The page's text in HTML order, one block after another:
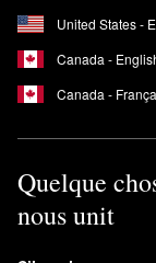
United States -
Canada -
Canada -
Quelque
nous unit